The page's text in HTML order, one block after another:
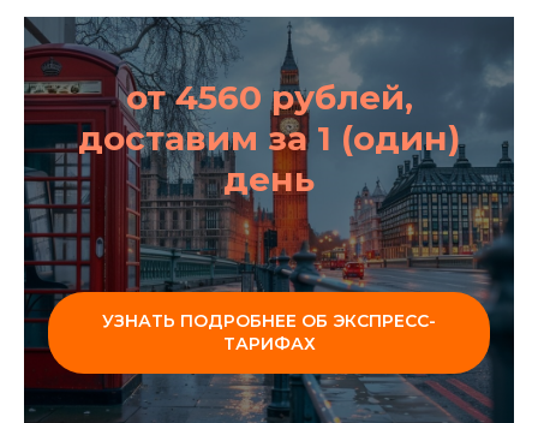
от 4560 рублей,
доставим за 1 (один)
день
УЗНАТЬ ПОДРОБНЕЕ ОБ ЭКСПРЕСС-
ТАРИФАХ